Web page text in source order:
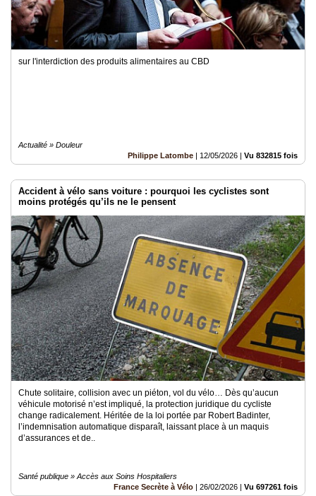
sur l'interdiction des produits alimentaires au CBD
Actualité » Douleur
Philippe Latombe | 12/05/2026 | Vu 832815 fois
Accident à vélo sans voiture : pourquoi les cyclistes sont
moins protégés qu’ils ne le pensent
Chute solitaire, collision avec un piéton, vol du vélo… Dès qu’aucun
véhicule motorisé n’est impliqué, la protection juridique du cycliste
change radicalement. Héritée de la loi portée par Robert Badinter,
l’indemnisation automatique disparaît, laissant place à un maquis
d’assurances et de..
Santé publique » Accès aux Soins Hospitaliers
France Secrète à Vélo | 26/02/2026 | Vu 697261 fois